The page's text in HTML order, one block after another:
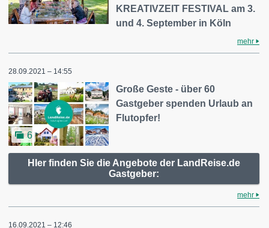
KREATIVZEIT FESTIVAL am 3.
und 4. September in Köln
mehr
28.09.2021 – 14:55
6
Große Geste - über 60
Gastgeber spenden Urlaub an
Flutopfer!
HIer finden Sie die Angebote der LandReise.de
Gastgeber:
mehr
16.09.2021 – 12:46